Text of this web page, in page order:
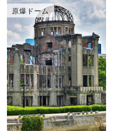
原爆ドーム